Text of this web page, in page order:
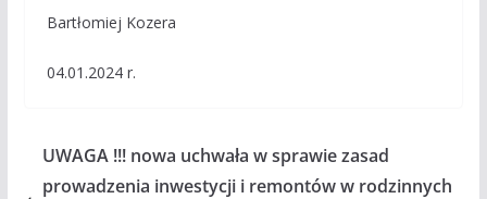
Bartłomiej Kozera
04.01.2024 r.
UWAGA !!! nowa uchwała w sprawie zasad
prowadzenia inwestycji i remontów w rodzinnych